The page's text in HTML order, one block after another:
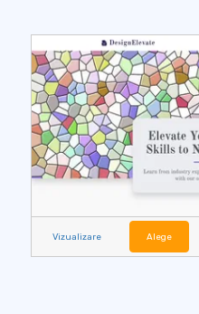
Vizualizare Alege